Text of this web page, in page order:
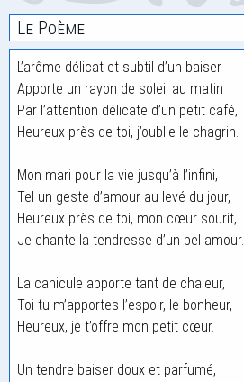
Le Poème
L’arôme délicat et subtil d’un baiser
Apporte un rayon de soleil au matin
Par l’attention délicate d’un petit café,
Heureux près de toi, j’oublie le chagrin.
Mon mari pour la vie jusqu’à l’infini,
Tel un geste d’amour au levé du jour,
Heureux près de toi, mon cœur sourit,
Je chante la tendresse d’un bel amour.
La canicule apporte tant de chaleur,
Toi tu m’apportes l’espoir, le bonheur,
Heureux, je t’offre mon petit cœur.
Un tendre baiser doux et parfumé,